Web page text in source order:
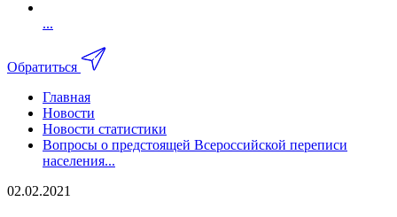
...
Обратиться
Главная
Новости
Новости статистики
Вопросы о предстоящей Всероссийской переписи
населения...
02.02.2021